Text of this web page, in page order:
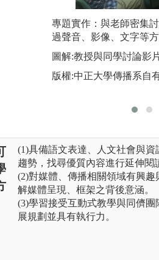
專題實作：與老師密集
過聲音、影像、文字等
圖解:教授與同學討論影
版權:中正大學傳播系自
(1)具備語文表達、人文社會與
趨勢，找尋優質內容進行延伸閱
(2)對媒體、傳播相關領域有興
解媒體呈現、框架之背後意涵。
(3)學習接受互動式教學與同儕
展規劃並具有執行力。